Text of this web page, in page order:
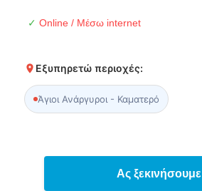
✓ Online / Μέσω internet
Εξυπηρετώ περιοχές:
Άγιοι Ανάργυροι - Καματερό
Ας ξεκινήσουμε